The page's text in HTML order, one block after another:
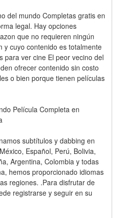
del mundo Completas gratis en
legal. Hay opciones
que no requieren ningún
y cuyo contenido es totalmente
para ver cine El peor vecino del
ofrecer contenido sin costo
o bien porque tienen películas
Película Completa en
subtítulos y dabbing en
Español, Perú, Bolivia,
Argentina, Colombia y todas
hemos proporcionado idiomas
regiones. .Para disfrutar de
registrarse y seguir en su